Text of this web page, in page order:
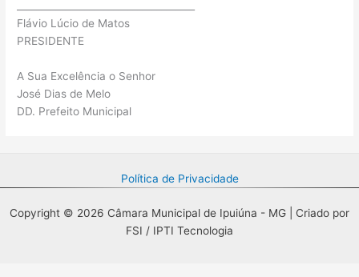
Flávio Lúcio de Matos
PRESIDENTE
A Sua Excelência o Senhor
José Dias de Melo
DD. Prefeito Municipal
Política de Privacidade
Copyright © 2026 Câmara Municipal de Ipuiúna - MG | Criado por
FSI / IPTI Tecnologia